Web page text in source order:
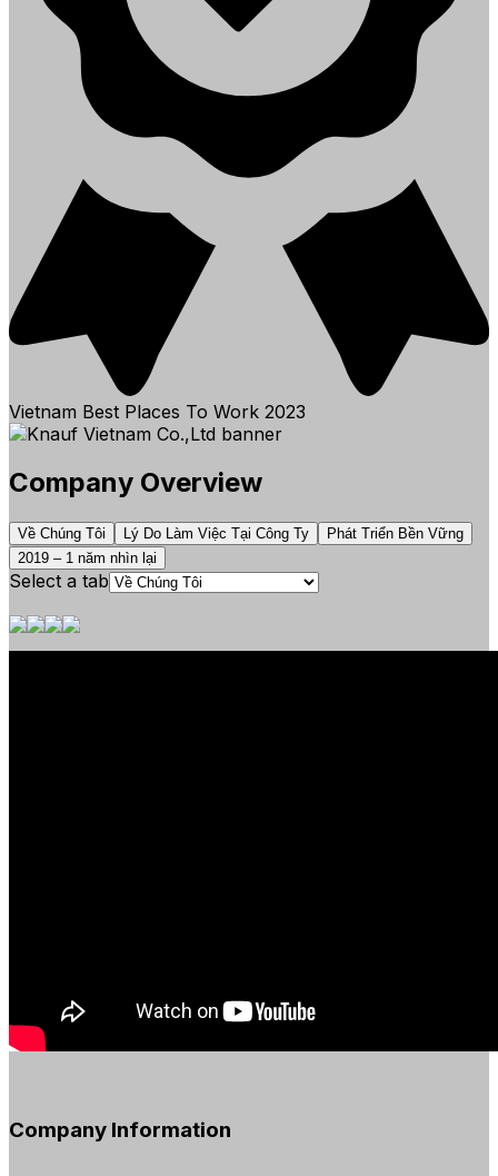
Vietnam Best Places To Work 2023
Company Overview
Về Chúng Tôi Lý Do Làm Việc Tại Công Ty
Phát Triển Bền Vững
2019 – 1 năm nhìn lại
Select a tab
Company Information